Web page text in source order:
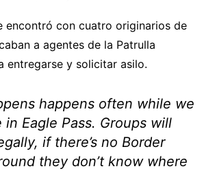
encontró con cuatro originarios de
a agentes de la Patrulla
entregarse y solicitar asilo.
happens often while we
in Eagle Pass. Groups will
if there’s no Border
they don’t know where